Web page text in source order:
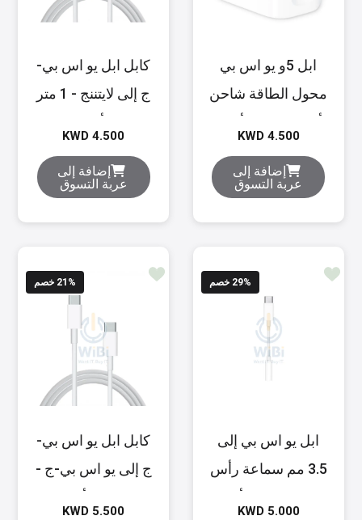
ابل 5و يو اس بي
محول الطاقة شاحن
أبيض -شاحن أبيض
KWD 4.500
إضافة إلى
عربة التسوق
كابل ابل يو اس بي-
ج إلى لايتننج - 1 متر
/ أبيض
KWD 4.500
إضافة إلى
عربة التسوق
29% خصم
ابل يو اس بي إلى
3.5 مم سماعة رأس
KWD 5.000
21 % خصم
كابل ابل يو اس بي-
ج إلى يو اس بي-ج -
KWD 5.500